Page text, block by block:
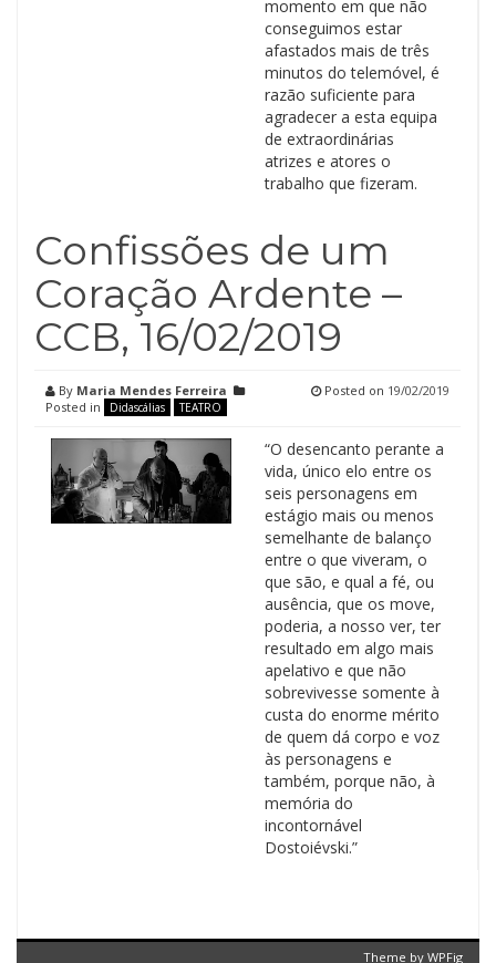
momento em que não
conseguimos estar
afastados mais de três
minutos do telemóvel, é
razão suficiente para
agradecer a esta equipa
de extraordinárias
atrizes e atores o
trabalho que fizeram.
Confissões de um
Coração Ardente –
CCB, 16/02/2019
By Maria Mendes Ferreira
Posted in
Didascálias TEATRO
Posted on 19/02/2019
“O desencanto perante a
vida, único elo entre os
seis personagens em
estágio mais ou menos
semelhante de balanço
entre o que viveram, o
que são, e qual a fé, ou
ausência, que os move,
poderia, a nosso ver, ter
resultado em algo mais
apelativo e que não
sobrevivesse somente à
custa do enorme mérito
de quem dá corpo e voz
às personagens e
também, porque não, à
memória do
incontornável
Dostoiévski.”
Theme by WPFig